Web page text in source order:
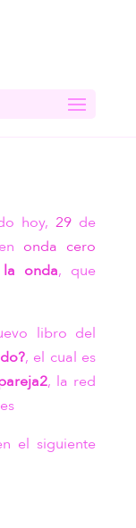
hoy,29 de
onda cero
onda, que
libro del
, el cual es
, la red
el siguiente